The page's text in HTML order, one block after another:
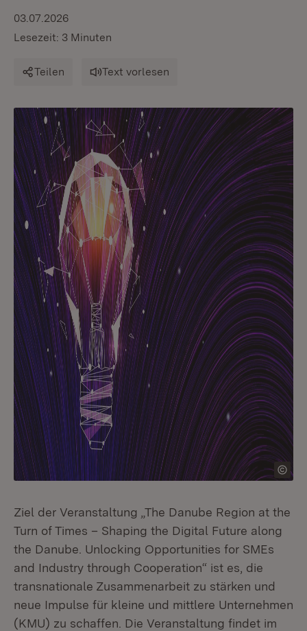
03.07.2026
Lesezeit: 3 Minuten
Teilen Text vorlesen
Ziel der Veranstaltung „The Danube Region at the
Turn of Times – Shaping the Digital Future along
the Danube. Unlocking Opportunities for SMEs
and Industry through Cooperation“ ist es, die
transnationale Zusammenarbeit zu stärken und
neue Impulse für kleine und mittlere Unternehmen
(KMU) zu schaffen. Die Veranstaltung findet im